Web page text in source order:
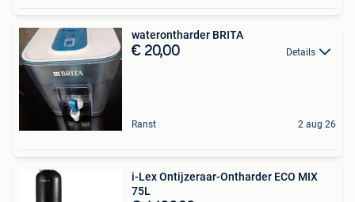
waterontharder BRITA
€ 20,00 Details
Ranst 2 aug 26
i-Lex Ontijzeraar-Ontharder ECO MIX
75L